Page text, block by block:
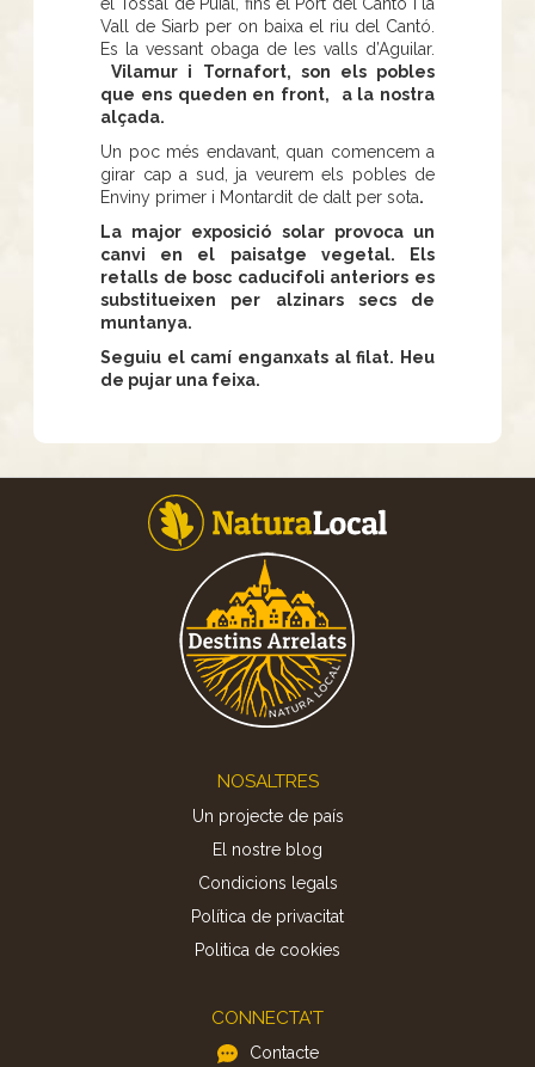
Vall de Siarb per on baixa el riu del Cantó.
Es la vessant obaga de les valls d’Aguilar.
Vilamur i Tornafort, son els pobles
que ens queden en front, a la nostra
alçada.
Un poc més endavant, quan comencem a
girar cap a sud, ja veurem els pobles de
Enviny primer i Montardit de dalt per sota.
La major exposició solar provoca un
canvi en el paisatge vegetal. Els
retalls de bosc caducifoli anteriors es
substitueixen per alzinars secs de
muntanya.
Seguiu el camí enganxats al filat. Heu
de pujar una feixa.
NOSALTRES
Un projecte de país
El nostre blog
Condicions legals
Política de privacitat
Politica de cookies
CONNECTA'T
Contacte